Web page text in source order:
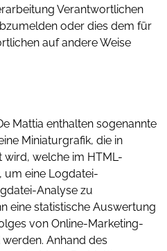
Verantwortlichen
oder dies dem für
auf andere Weise
Mattia enthalten sogenannte
Miniaturgrafik, die in
wird, welche im HTML-
um eine Logdatei-
Analyse zu
eine statistische Auswertung
von Online-Marketing-
Anhand des